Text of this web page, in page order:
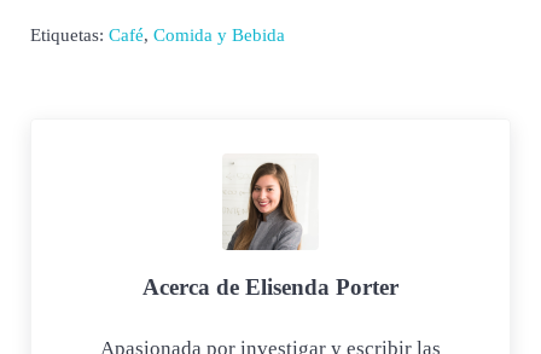
Etiquetas: Café, Comida y Bebida
Acerca de Elisenda Porter
Apasionada por investigar y escribir las